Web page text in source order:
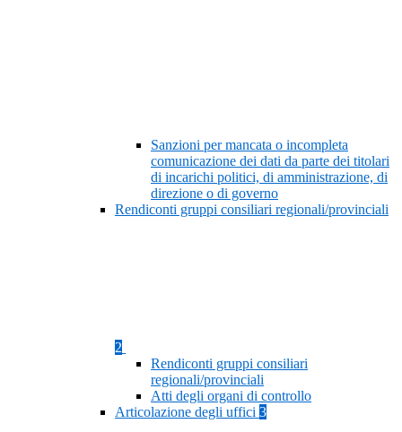
Sanzioni per mancata o incompleta
comunicazione dei dati da parte dei titolari
di incarichi politici, di amministrazione, di
direzione o di governo
Rendiconti gruppi consiliari regionali/provinciali
2
Rendiconti gruppi consiliari
regionali/provinciali
Atti degli organi di controllo
Articolazione degli uffici 3